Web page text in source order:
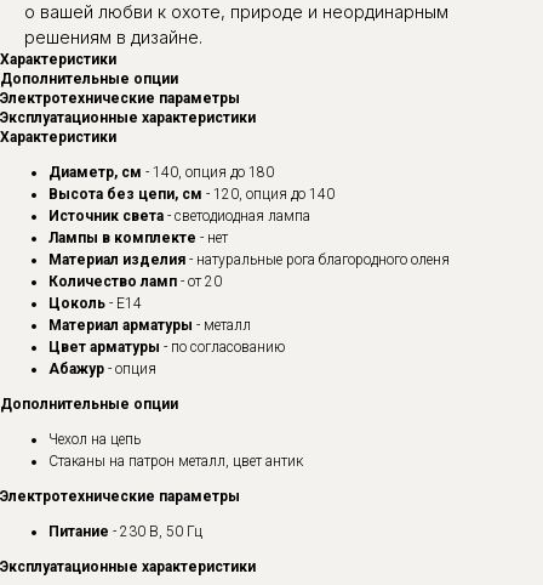
о вашей любви к охоте, природе и неординарным
решениям в дизайне.
Характеристики
Дополнительные опции
Электротехнические параметры
Эксплуатационные характеристики
Характеристики
Диаметр, см - 140, опция до 180
Высота без цепи, см - 120, опция до 140
Источник света - светодиодная лампа
Лампы в комплекте - нет
Материал изделия - натуральные рога благородного оленя
Количество ламп - от 20
Цоколь - Е14
Материал арматуры - металл
Цвет арматуры - по согласованию
Абажур - опция
Дополнительные опции
Чехол на цепь
Стаканы на патрон металл, цвет антик
Электротехнические параметры
Питание - 230 В, 50 Гц
Эксплуатационные характеристики